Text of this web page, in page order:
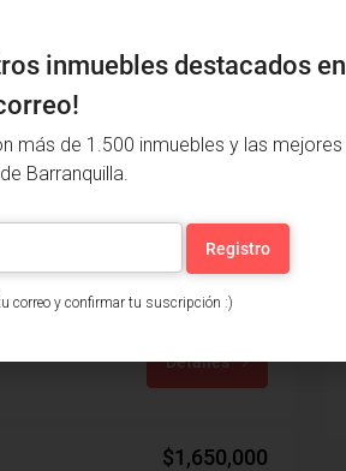
$220,000,000
$140,000
Detalles
$1,650,000
inmuebles destacados en
más de 1.500 inmuebles y las mejores
Barranquilla.
correo y confirmar tu suscripción :)